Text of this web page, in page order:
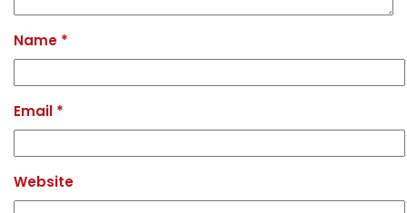
Name *
Email *
Website